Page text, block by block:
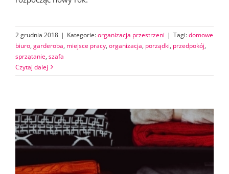
2 grudnia 2018 | Kategorie:organizacja przestrzeni | Tagi:domowe
biuro, garderoba, miejsce pracy, organizacja, porządki, przedpokój,
sprzątanie, szafa
Czytaj dalej